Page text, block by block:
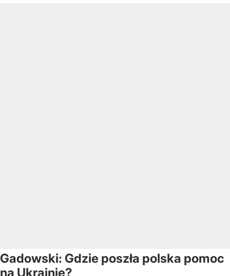
Gadowski: Gdzie poszła polska pomoc
na Ukrainie?